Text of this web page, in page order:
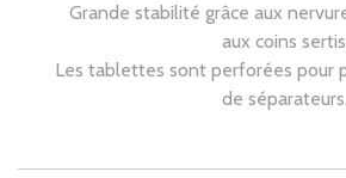
Grande stabilité grâce aux
aux coins
Les tablettes sont perforées pour
de séparateurs.